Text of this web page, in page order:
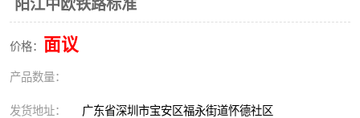
阳江中欧铁路标准
价格： 面议
产品数量：
发货地址： 广东省深圳市宝安区福永街道怀德社区